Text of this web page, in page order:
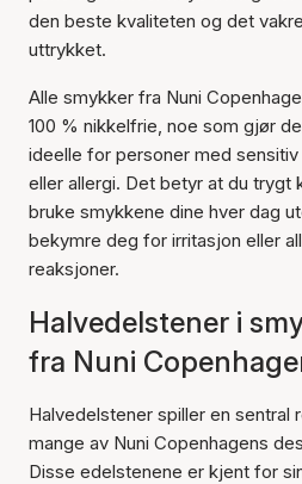
den beste kvaliteten og det
uttrykket.
Alle smykker fra Nuni
100 % nikkelfrie, noe som gjør
ideelle for personer med sensitiv
eller allergi. Det betyr at du trygt
bruke smykkene dine hver dag
bekymre deg for irritasjon eller
reaksjoner.
Halvedelstener i
fra Nuni
Halvedelstener spiller en sentral
mange av Nuni Copenhagens
Disse edelstenene er kjent for